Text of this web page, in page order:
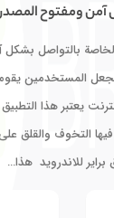
آمن ومفتوح
بالتواصل
المستخدمين
يعتبر هذا
فيها التخوف والقلق
براير للاندرويد هذا…